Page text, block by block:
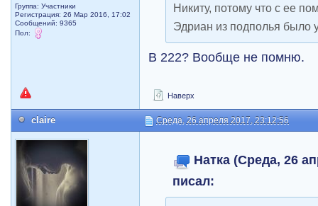
Группа: Участники
Регистрация: 26 Мар 2016, 17:02
Сообщений: 9365
Пол:
Никиту, потому что с ее
Эдриан из подполья было
В 222? Вообще не помню.
Наверх
claire Среда, 26 апреля 2017, 23:12:56
Натка (Среда, 26
писал: